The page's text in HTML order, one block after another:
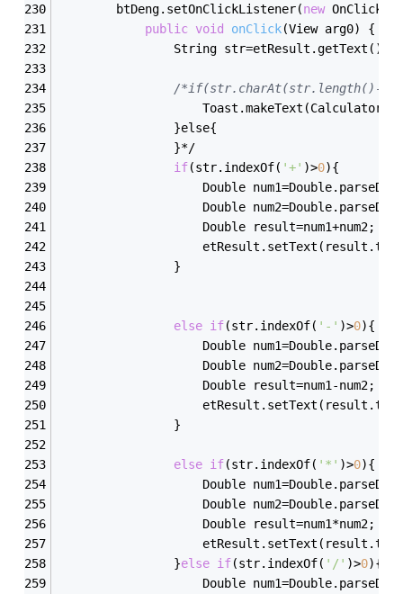
        btDeng.setOnClickListener(
new
public void onClick(View arg0)
{
String
/*if(str.charAt(str.length()-
				}else{
				}*/
if(str.indexOf( '+' )>0){
Double
Double
					Double result=num1+num2;
				}
else if(str.indexOf( '-' )>0){
Double
Double
					Double result=num1-num2;
				}
else if(str.indexOf( '*' )>0){
Double
Double
					Double result=num1*num2;
				}
else if(str.indexOf( '/' )>0){
Double